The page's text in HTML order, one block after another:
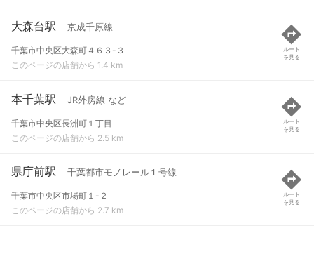
大森台駅 京成千原線
千葉市中央区大森町４６３-３
このページの店舗から 1.4 km
ルート
を見る
本千葉駅 JR外房線 など
千葉市中央区長洲町１丁目
このページの店舗から 2.5 km
ルート
を見る
県庁前駅 千葉都市モノレール１号線
千葉市中央区市場町１-２
このページの店舗から 2.7 km
ルート
を見る